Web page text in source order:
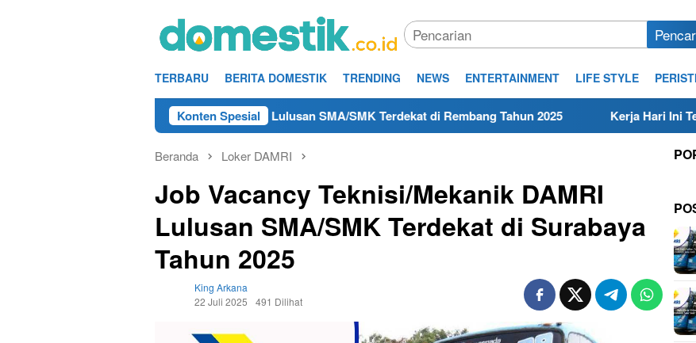
TERBARU BERITA DOMESTIK TRENDING NEWS ENTERTAINMENT LIFE STYLE
Konten Spesial
Teknisi/Mekanik DAMRI Lulusan SMA/SMK Terdekat di Rembang Tahun 2025 Kerja Hari Ini Teknisi/Mekanik
Beranda Loker DAMRI
Job Vacancy Teknisi/Mekanik DAMRI
Lulusan SMA/SMK Terdekat di Surabaya
Tahun 2025
King Arkana
22 Juli 2025
491 Dilihat